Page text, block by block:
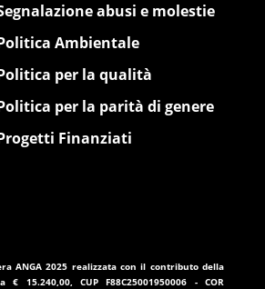
abusi e molestie
Ambientale
per la qualità
per la parità di genere
Finanziati
ANGA 2025 realizzata con il contributo della
a€ 15.240,00, CUPF88C25001950006 - COR